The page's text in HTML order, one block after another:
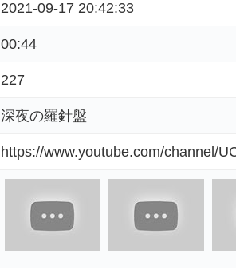
2021-09-17 20:42:33
00:44
227
深夜の羅針盤
https://www.youtube.com/channel/